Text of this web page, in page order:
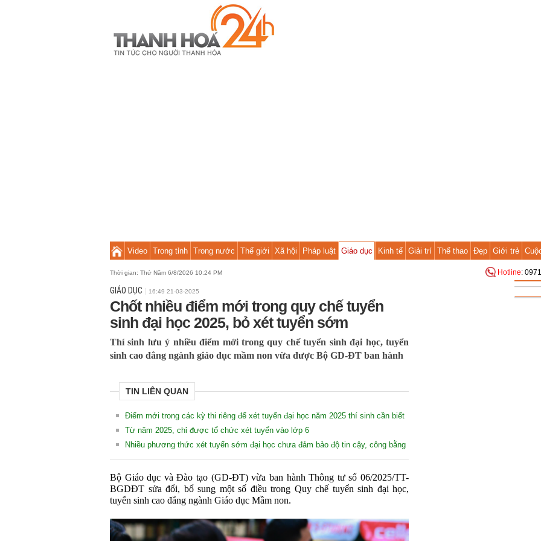
Video Trong tỉnh Trong nước Thế giới Xã hội Pháp luật Giáo dục Kinh tế Giải trí Thể thao Đẹp Giới trẻ
Thời gian: Thứ Năm 6/8/2026 10:24 PM Hotline:
GIÁO DỤC 16:49 21-03-2025
Chốt nhiều điểm mới trong quy chế tuyển
sinh đại học 2025, bỏ xét tuyển sớm
Thí sinh lưu ý nhiều điểm mới trong quy chế tuyển sinh đại học, tuyển
sinh cao đẳng ngành giáo dục mầm non vừa được Bộ GD-ĐT ban hành
TIN LIÊN QUAN
Điểm mới trong các kỳ thi riêng để xét tuyển đại học năm 2025 thí sinh cần biết
Từ năm 2025, chỉ được tổ chức xét tuyển vào lớp 6
Nhiều phương thức xét tuyển sớm đại học chưa đảm bảo độ tin cậy, công bằng
Bộ Giáo dục và Đào tạo (GD-ĐT) vừa ban hành Thông tư số 06/2025/TT-
BGDĐT sửa đổi, bổ sung một số điều trong Quy chế tuyển sinh đại học,
tuyển sinh cao đẳng ngành Giáo dục Mầm non.